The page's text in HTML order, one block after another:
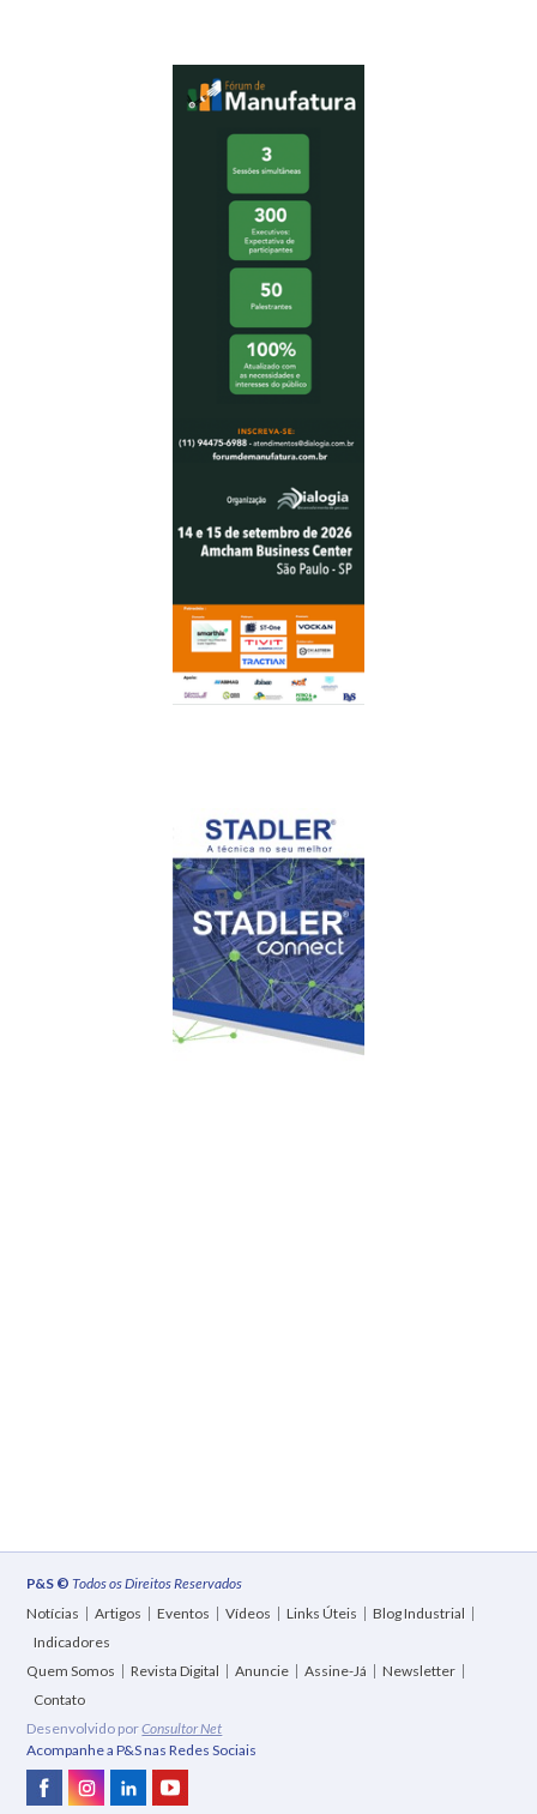
P&S © Todos os Direitos Reservados
Notícias
Artigos Eventos Vídeos Links Úteis
Blog Industrial
Indicadores
Quem Somos
Revista Digital Anuncie Assine-Já
Newsletter
Contato
Desenvolvido porConsultor Net
Acompanhe a P&S nas Redes Sociais